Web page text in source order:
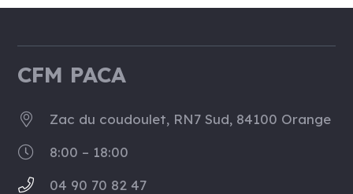
CFM PACA
Zac du coudoulet, RN7 Sud, 84100 Orange
8:00 – 18:00
04 90 70 82 47